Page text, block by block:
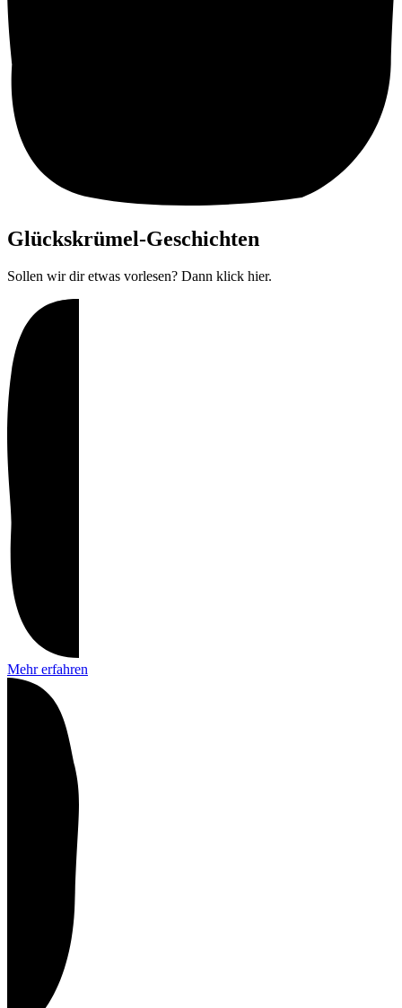
Glückskrümel-Geschichten
Sollen wir dir etwas vorlesen? Dann klick hier.
Mehr erfahren